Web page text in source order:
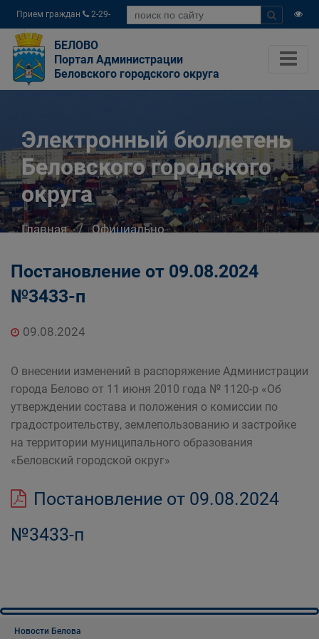
Прием граждан
2-29-
04
БЕЛОВО
Портал Администрации
Беловского городского округа
Электронный бюллетень
Беловского городского
округа
Главная
Официально
Постановление от 09.08.2024
№3433-п
09.08.2024
О внесении изменений в распоряжение Администрации
города Белово от 11 июня 2010 года № 1120-р «Об
утверждении состава и положения о комиссии по
градостроительству, землепользованию и застройке
на территории муниципального образования
«Беловский городской округ»
Постановление от 09.08.2024
№3433-п
Новости Белова